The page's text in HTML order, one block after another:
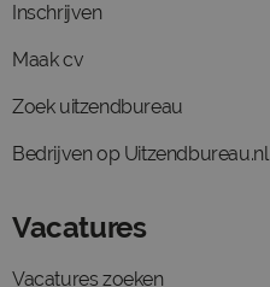
Inschrijven
Maak cv
Zoek uitzendbureau
Bedrijven op Uitzendbureau.nl
Vacatures
Vacatures zoeken